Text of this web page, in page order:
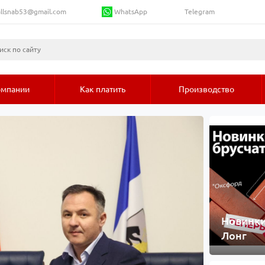
WhatsApp Telegram
Как платить Производство
Лонг